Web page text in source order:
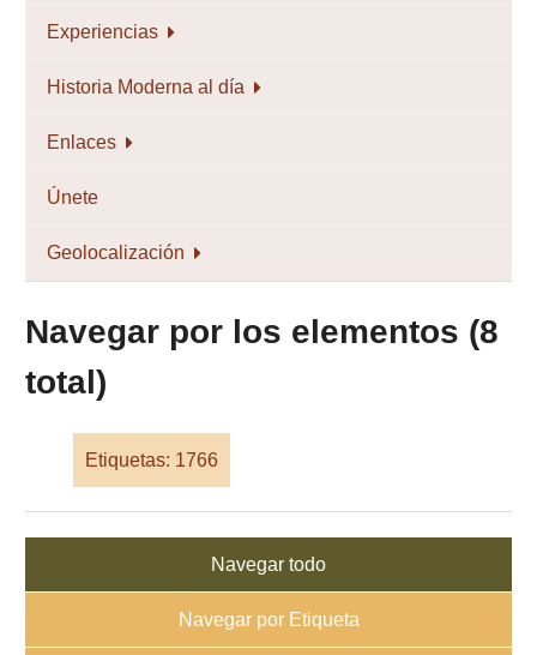
Experiencias
Historia Moderna al día
Enlaces
Únete
Geolocalización
Navegar por los elementos (8
total)
Etiquetas: 1766
Navegar todo
Navegar por Etiqueta